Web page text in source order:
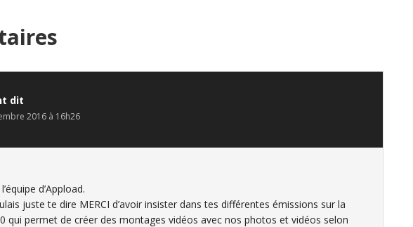
dit
2016 à 16h26
d’Appload.
juste te dire MERCI d’avoir insister dans tes différentes émissions sur la
qui permet de créer des montages vidéos avec nos photos et vidéos selon